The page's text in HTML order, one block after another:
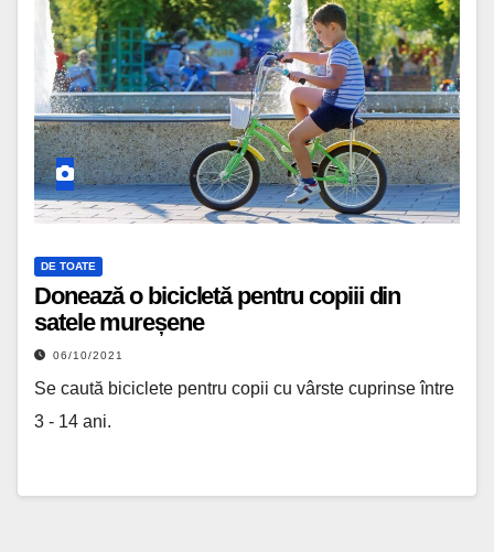
DE TOATE
Donează o bicicletă pentru copiii din
satele mureșene
06/10/2021
Se caută biciclete pentru copii cu vârste cuprinse între
3 - 14 ani.